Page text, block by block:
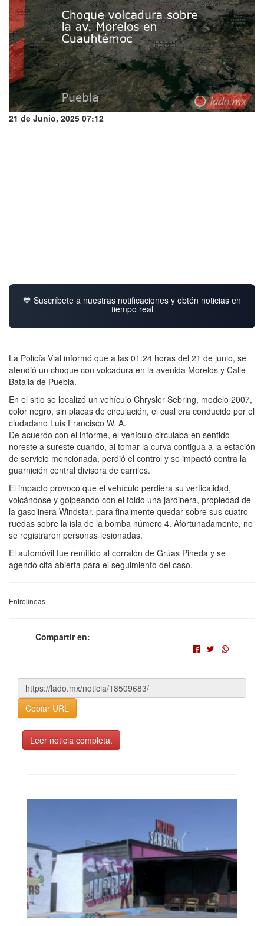
21 de Junio, 2025 07:12
💙 Suscríbete a nuestras notificaciones y obtén noticias en
tiempo real
La Policía Vial informó que a las 01:24 horas del 21 de junio, se
atendió un choque con volcadura en la avenida Morelos y Calle
Batalla de Puebla.
En el sitio se localizó un vehículo Chrysler Sebring, modelo 2007,
color negro, sin placas de circulación, el cual era conducido por el
ciudadano Luis Francisco W. A.
De acuerdo con el informe, el vehículo circulaba en sentido
noreste a sureste cuando, al tomar la curva contigua a la estación
de servicio mencionada, perdió el control y se impactó contra la
guarnición central divisora de carriles.
El impacto provocó que el vehículo perdiera su verticalidad,
volcándose y golpeando con el toldo una jardinera, propiedad de
la gasolinera Windstar, para finalmente quedar sobre sus cuatro
ruedas sobre la isla de la bomba número 4. Afortunadamente, no
se registraron personas lesionadas.
El automóvil fue remitido al corralón de Grúas Pineda y se
agendó cita abierta para el seguimiento del caso.
Entrelineas
Compartir en:
Copiar URL
Leer noticia completa.